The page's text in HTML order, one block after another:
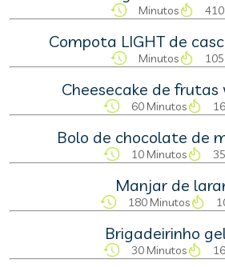
Minutos
Compota LIGHT de
Minutos
Cheesecake de frutas
60 Minutos
Bolo de chocolate de
10 Minutos
Manjar de
180 Minutos
Brigadeirinho
30 Minutos